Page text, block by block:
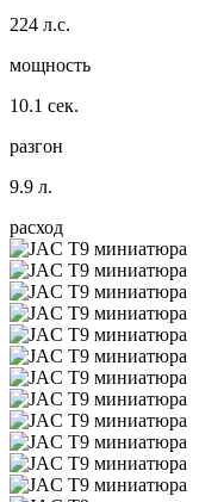
224 л.с.
мощность
10.1 сек.
разгон
9.9 л.
расход